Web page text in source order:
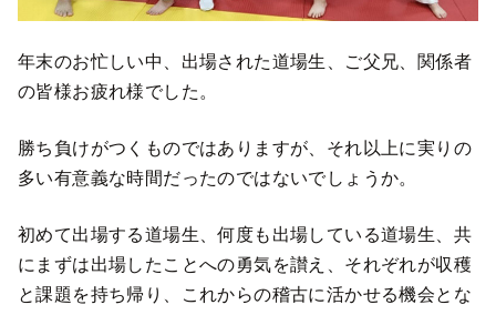
年末のお忙しい中、出場された道場生、ご父兄、関係者
の皆様お疲れ様でした。
勝ち負けがつくものではありますが、それ以上に実りの
多い有意義な時間だったのではないでしょうか。
初めて出場する道場生、何度も出場している道場生、共
にまずは出場したことへの勇気を讃え、それぞれが収穫
と課題を持ち帰り、これからの稽古に活かせる機会とな